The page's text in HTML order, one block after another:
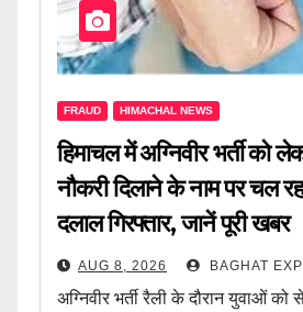
FRAUD HIMACHAL NEWS
हिमाचल में अग्निवीर भर्ती को
नौकरी दिलाने के नाम पर चल
दलाल गिरफ्तार, जानें पूरी खबर
AUG 8, 2026 BAGHAT
अग्निवीर भर्ती रैली के दौरान युवाओं को